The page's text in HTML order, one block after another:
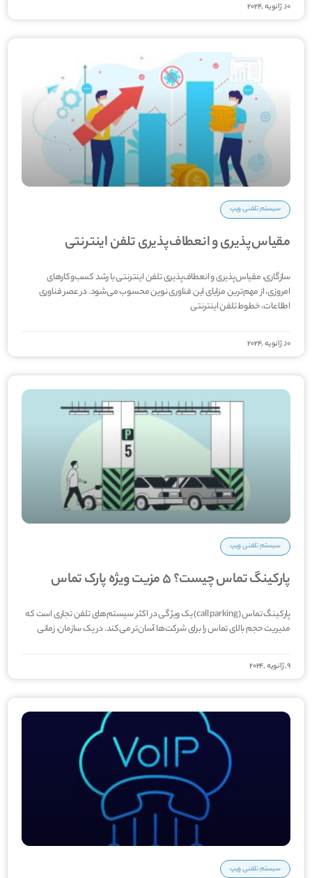
10, ژانویه ,2024
سیستم تلفنی ویپ
مقیاس‌پذیری و انعطاف‌پذیری تلفن اینترنتی
سازگاری، مقیاس‌­پذیری و انعطاف­‌پذیری تلفن اینترنتی با رشد کسب‌وکارهای
امروزی، از مهم­‌ترین مزایای این فناوری نوین محسوب می­‌شود. در عصر فناوری
اطلاعات، خطوط تلفن اینترنتی
10, ژانویه ,2024
سیستم تلفنی ویپ
پارکینگ تماس چیست؟ 5 مزیت ویژه پارک تماس
پارکینگ تماس (call parking) یک ویژگی در اکثر سیستم‌های تلفن تجاری است که
مدیریت حجم بالای تماس را برای شرکت‌ها آسان‌تر می‌کند. در یک سازمان، زمانی
9, ژانویه ,2024
سیستم تلفنی ویپ